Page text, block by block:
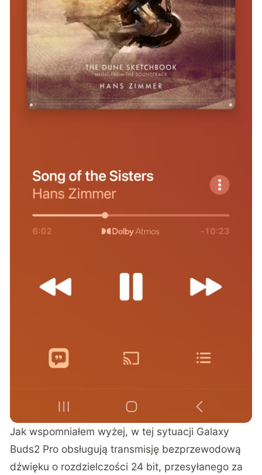
Jak wspomniałem wyżej, w tej sytuacji Galaxy
Buds2 Pro obsługują transmisję bezprzewodową
dźwięku o rozdzielczości 24 bit, przesyłanego za